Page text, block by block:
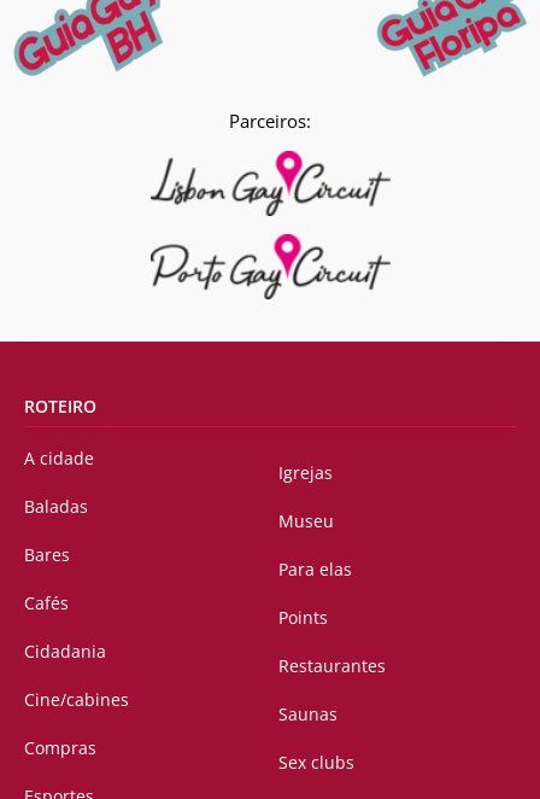
Parceiros:
ROTEIRO
A cidade
Baladas
Bares
Cafés
Cidadania
Cine/cabines
Compras
Igrejas
Museu
Para elas
Points
Restaurantes
Saunas
Sex clubs